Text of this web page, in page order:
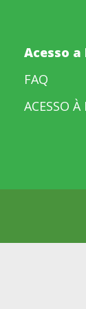
Acesso
FAQ
ACESSO